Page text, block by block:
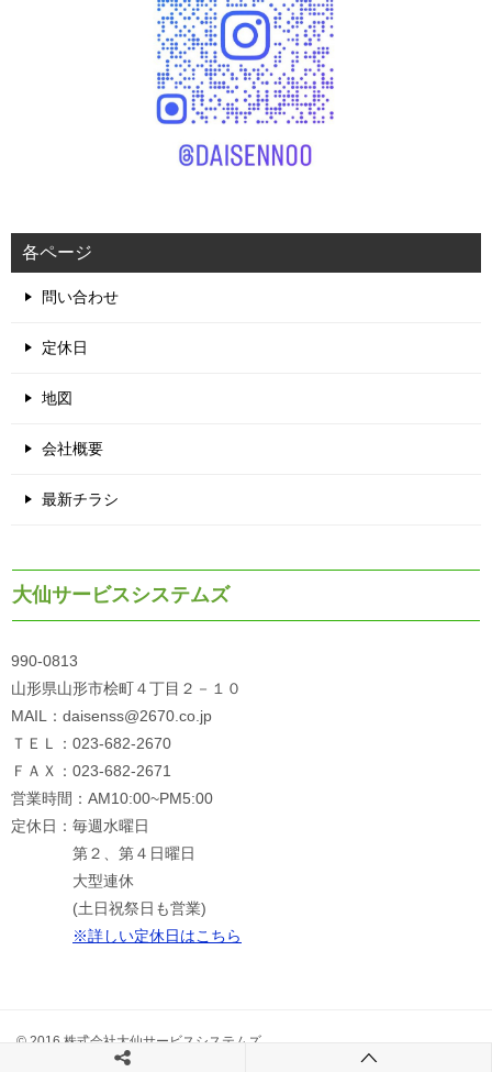
各ページ
問い合わせ
定休日
地図
会社概要
最新チラシ
大仙サービスシステムズ
990-0813
山形県山形市桧町４丁目２－１０
MAIL：daisenss@2670.co.jp
ＴＥＬ：023-682-2670
ＦＡＸ：023-682-2671
営業時間：AM10:00~PM5:00
定休日：毎週水曜日
第２、第４日曜日
大型連休
(土日祝祭日も営業)
※詳しい定休日はこちら
© 2016 株式会社大仙サービスシステムズ